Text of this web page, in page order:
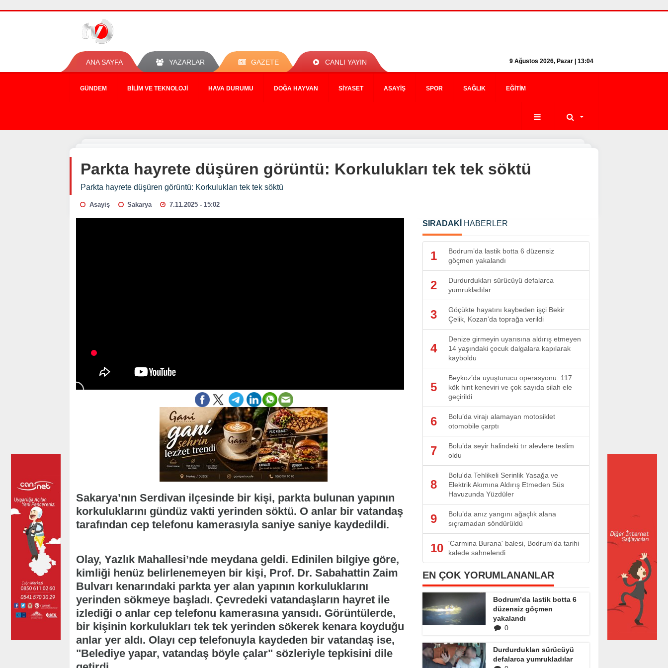
ANA SAYFA YAZARLAR GAZETE CANLI YAYIN 9 Ağustos 2026, Pazar | 13:04
GÜNDEM BILIM VE TEKNOLOJI HAVA DURUMU DOĞA HAYVAN SIYASET ASAYIŞ SPOR SAĞLIK EĞITIM
Parkta hayrete düşüren görüntü: Korkulukları tek tek söktü
Parkta hayrete düşüren görüntü: Korkulukları tek tek söktü
Asayiş Sakarya 7.11.2025 - 15:02
Sakarya’nın Serdivan ilçesinde bir kişi, parkta bulunan yapının
korkuluklarını gündüz vakti yerinden söktü. O anlar bir vatandaş
tarafından cep telefonu kamerasıyla saniye saniye kaydedildi.
Olay, Yazlık Mahallesi’nde meydana geldi. Edinilen bilgiye göre,
kimliği henüz belirlenemeyen bir kişi, Prof. Dr. Sabahattin Zaim
Bulvarı kenarındaki parkta yer alan yapının korkuluklarını
yerinden sökmeye başladı. Çevredeki vatandaşların hayret ile
izlediği o anlar cep telefonu kamerasına yansıdı. Görüntülerde,
bir kişinin korkulukları tek tek yerinden sökerek kenara koyduğu
anlar yer aldı. Olayı cep telefonuyla kaydeden bir vatandaş ise,
"Belediye yapar, vatandaş böyle çalar" sözleriyle tepkisini dile
SIRADAKİ HABERLER
1
Bodrum’da lastik botta 6 düzensiz
göçmen yakalandı
2
Durdurdukları sürücüyü defalarca
yumrukladılar
3
Göçükte hayatını kaybeden işçi Bekir
Çelik, Kozan’da toprağa verildi
4
Denize girmeyin uyarısına aldırış etmeyen
14 yaşındaki çocuk dalgalara kapılarak
kayboldu
5
Beykoz’da uyuşturucu operasyonu: 117
kök hint keneviri ve çok sayıda silah ele
geçirildi
6
Bolu’da virajı alamayan motosiklet
otomobile çarptı
7
Bolu’da seyir halindeki tır alevlere teslim
oldu
8
Bolu'da Tehlikeli Serinlik Yasağa ve
Elektrik Akımına Aldırış Etmeden Süs
Havuzunda Yüzdüler
9
Bolu’da anız yangını ağaçlık alana
sıçramadan söndürüldü
10
'Carmina Burana' balesi, Bodrum'da tarihi
kalede sahnelendi
EN ÇOK YORUMLANANLAR
Bodrum’da lastik botta 6
düzensiz göçmen
yakalandı
0
Durdurdukları sürücüyü
defalarca yumrukladılar